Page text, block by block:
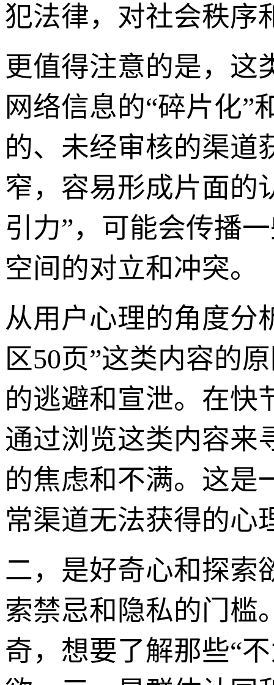
犯法律，对社会秩序
更值得注意的是，这
网络信息的“碎片化”
的、未经审核的渠道
窄，容易形成片面的
引力”，可能会传播
空间的对立和冲突。
从用户心理的角度分
区50页”这类内容的
的逃避和宣泄。在快
通过浏览这类内容来
的焦虑和不满。这是
常渠道无法获得的心
二，是好奇心和探索
索禁忌和隐私的门槛
奇，想要了解那些“